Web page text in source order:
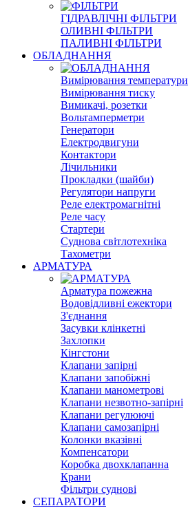
ГІДРАВЛІЧНІ ФІЛЬТРИ
ОЛИВНІ ФІЛЬТРИ
ПАЛИВНІ ФІЛЬТРИ
ОБЛАДНАННЯ
Вимірювання температури
Вимірювання тиску
Вимикачі, розетки
Вольтамперметри
Генератори
Електродвигуни
Контактори
Лічильники
Прокладки (шайби)
Регулятори напруги
Реле електромагнітні
Реле часу
Стартери
Суднова світлотехніка
Тахометри
АРМАТУРА
Арматура пожежна
Водовідливні ежектори
З'єднання
Засувки клінкетні
Захлопки
Кінгстони
Клапани запірні
Клапани запобіжні
Клапани манометрові
Клапани незвотно-запірні
Клапани регулюючі
Клапани самозапірні
Колонки вказівні
Компенсатори
Коробка двохклапанна
Крани
Фільтри суднові
СЕПАРАТОРИ